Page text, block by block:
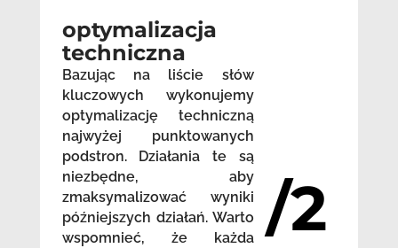
optymalizacja
techniczna
Bazując na liście słów
kluczowych wykonujemy
optymalizację techniczną
najwyżej punktowanych
podstron. Działania te są
niezbędne, aby
zmaksymalizować wyniki
późniejszych działań. Warto
wspomnieć, że każda
/2